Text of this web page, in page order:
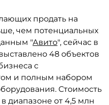
продать на
чем потенциальных
"Авито", сейчас в
48 объектов
с
и полным набором
Стоимость
диапазоне от 4,5 млн